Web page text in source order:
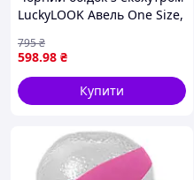
LuckyLOOK Авель One Size,
598.98 ₴
795₴
Купити